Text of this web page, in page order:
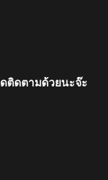
ติดตามด้วยนะจ๊ะ